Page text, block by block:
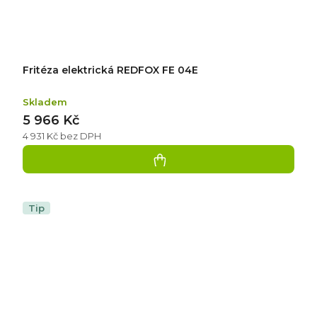
Fritéza elektrická REDFOX FE 04E
Skladem
4 931 Kč bez DPH
5 966 Kč
Tip